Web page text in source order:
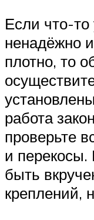
Если что-то
ненадёжно
плотно, то
работа
проверьте
и
быть
креплений,